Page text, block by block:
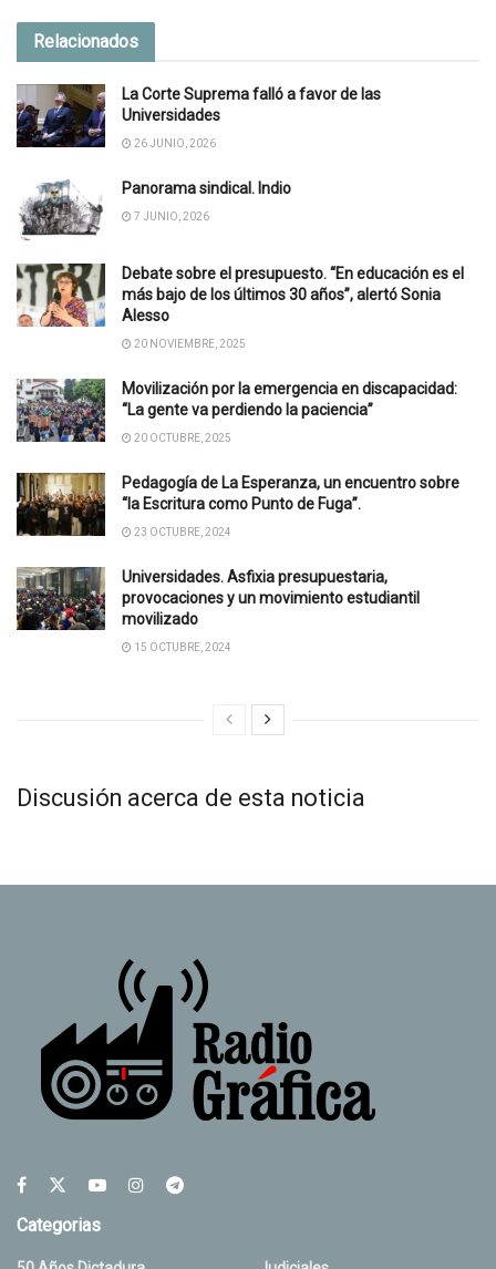
Relacionados
La Corte Suprema falló a favor de las
Universidades
26 JUNIO, 2026
Panorama sindical. Indio
7 JUNIO, 2026
Debate sobre el presupuesto. “En educación es el
más bajo de los últimos 30 años”, alertó Sonia
Alesso
20 NOVIEMBRE, 2025
Movilización por la emergencia en discapacidad:
“La gente va perdiendo la paciencia”
20 OCTUBRE, 2025
Pedagogía de La Esperanza, un encuentro sobre
“la Escritura como Punto de Fuga”.
23 OCTUBRE, 2024
Universidades. Asfixia presupuestaria,
provocaciones y un movimiento estudiantil
movilizado
15 OCTUBRE, 2024
Discusión acerca de esta noticia
Categorias